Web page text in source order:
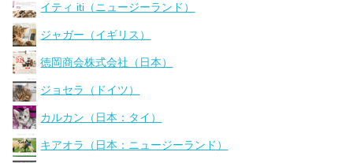
イティ iti（ニュージーランド）
ジャガー（イギリス）
徳岡商会株式会社（日本）
ジョセラ（ドイツ）
カルカン（日本：タイ）
キアオラ（日本：ニュージーランド）